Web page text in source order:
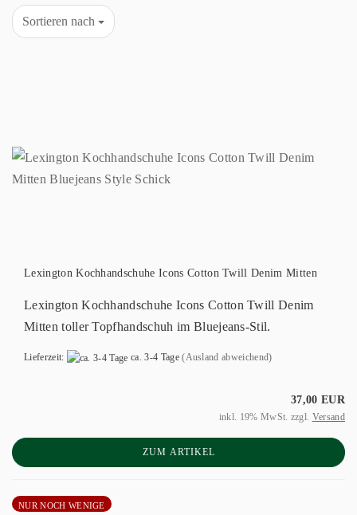
Sortieren nach
Lexington Kochhandschuhe Icons Cotton Twill Denim Mitten
Lexington Kochhandschuhe Icons Cotton Twill Denim
Mitten toller Topfhandschuh im Bluejeans-Stil.
Lieferzeit: ca. 3-4 Tage (Ausland abweichend)
37,00 EUR
inkl. 19% MwSt. zzgl. Versand
ZUM ARTIKEL
NUR NOCH WENIGE